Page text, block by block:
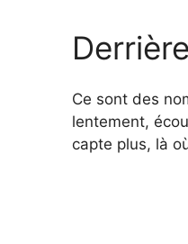
Ce sont des
lentement,
capte plus, là